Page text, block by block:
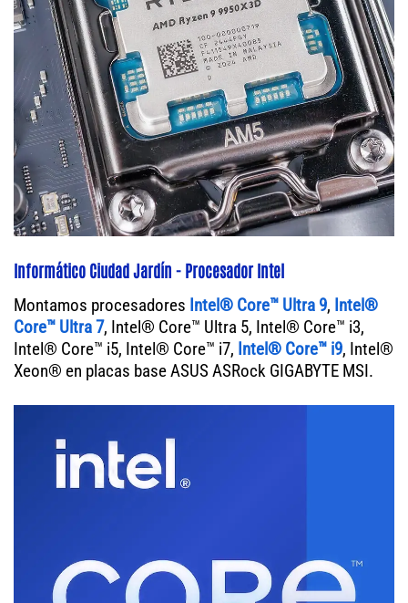
Informático Ciudad Jardín - Procesador Intel
Montamos procesadores Intel® Core™ Ultra 9, Intel®
Core™ Ultra 7, Intel® Core™ Ultra 5, Intel® Core™ i3,
Intel® Core™ i5, Intel® Core™ i7, Intel® Core™ i9, Intel®
Xeon® en placas base ASUS ASRock GIGABYTE MSI.